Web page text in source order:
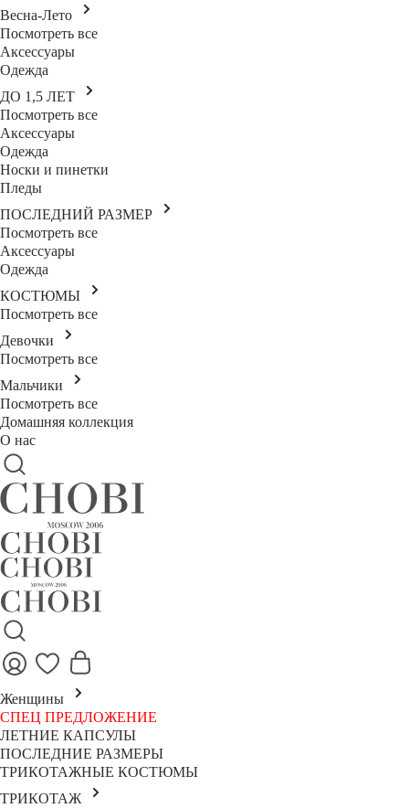
Весна-Лето
Посмотреть все
Аксессуары
Одежда
ДО 1,5 ЛЕТ
Посмотреть все
Аксессуары
Одежда
Носки и пинетки
Пледы
ПОСЛЕДНИЙ РАЗМЕР
Посмотреть все
Аксессуары
Одежда
КОСТЮМЫ
Посмотреть все
Девочки
Посмотреть все
Мальчики
Посмотреть все
Домашняя коллекция
О нас
Женщины
СПЕЦ ПРЕДЛОЖЕНИЕ
ЛЕТНИЕ КАПСУЛЫ
ПОСЛЕДНИЕ РАЗМЕРЫ
ТРИКОТАЖНЫЕ КОСТЮМЫ
ТРИКОТАЖ